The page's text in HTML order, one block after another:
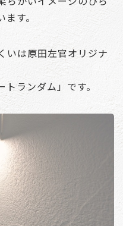
す。
いは原田左官オリジナ
ランダム」です。